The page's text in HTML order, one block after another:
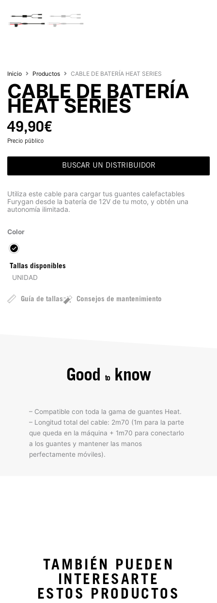
Inicio Productos CABLE DE BATERÍA HEAT SERIES
CABLE DE BATERÍA
HEAT SERIES
49,90€
Precio público
BUSCAR UN DISTRIBUIDOR
Utiliza este cable para cargar tus guantes calefactables
Furygan desde la batería de 12V de tu moto, y obtén una
autonomía ilimitada.
Color
Tallas disponibles
UNIDAD
Guía de tallas Consejos de mantenimiento
Good toknow
– Compatible con toda la gama de guantes Heat.
– Longitud total del cable: 2m70 (1m para la parte
que queda en la máquina + 1m70 para conectarlo
a los guantes y mantener las manos
perfectamente móviles).
TAMBIÉN PUEDEN
INTERESARTE
ESTOS PRODUCTOS